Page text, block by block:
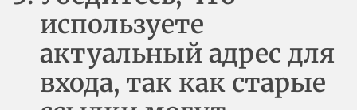
используете
актуальный адрес для
входа, так как старые